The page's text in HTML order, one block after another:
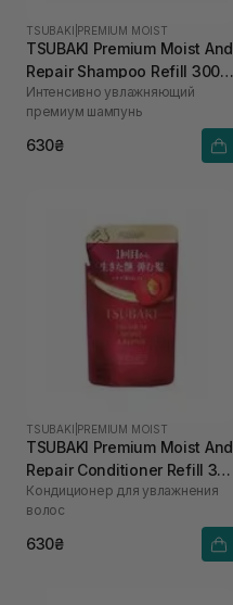
TSUBAKI PREMIUM MOIST
TSUBAKI Premium Moist And
Repair Shampoo Refill 300
мл
Интенсивно увлажняющий
премиум шампунь
630₴
TSUBAKI PREMIUM MOIST
TSUBAKI Premium Moist And
Repair Conditioner Refill 300
мл
Кондиционер для увлажнения
волос
630₴